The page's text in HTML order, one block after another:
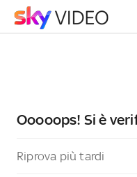
Ooooops! Si è
Riprova più tardi